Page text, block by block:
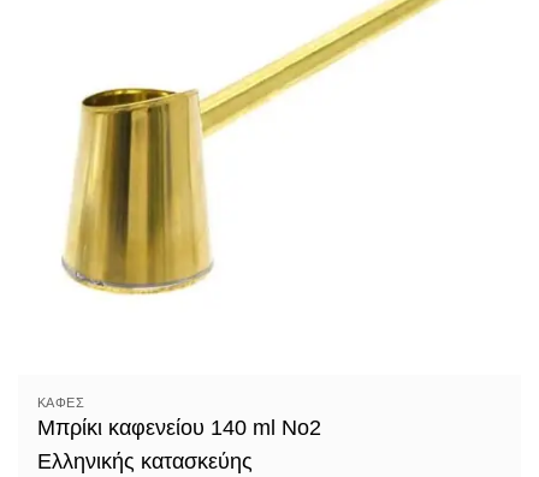
ΚΑΦΈΣ
Μπρίκι καφενείου 140 ml Νο2
Ελληνικής κατασκεύης